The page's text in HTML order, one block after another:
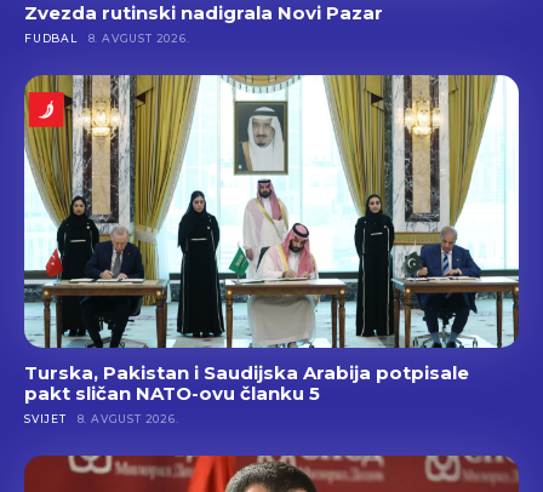
Zvezda rutinski nadigrala Novi Pazar
FUDBAL 8. AVGUST 2026.
Turska, Pakistan i Saudijska Arabija potpisale
pakt sličan NATO-ovu članku 5
SVIJET 8. AVGUST 2026.